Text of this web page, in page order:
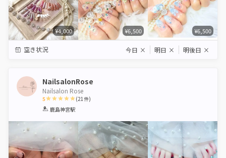
¥4,000 ¥6,500 ¥6,500
空き状況 今日 × 明日 × 明後日 ×
NailsalonRose
Nailsalon Rose
5
1 2 3 4 5
(21件)
鹿島神宮駅